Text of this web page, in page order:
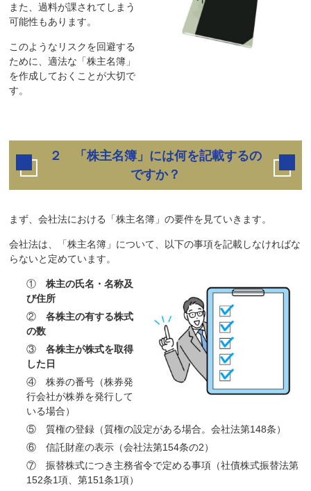
また、過料が課されてしまう
可能性もあります。
このようなリスクを回避する
ために、適法な「株主名簿」
を作成しておくことが大切で
す。
２ 「株主名簿」には何を記載するの
ですか？
まず、会社法における「株主名簿」の要件を見ていきます。
会社法は、「株主名簿」について、以下の事項を記載しなければな
らないと定めています。
①株主の氏名・名称及
び住所
②各株主の有する株式
の数
③各株主が株式を取得
した日
④ 株券の番号（株券発
行会社が株券を発行して
いる場合）
⑤ 質権の登録（質権の設定がある場合。会社法第148条）
⑥ 信託財産の表示（会社法第154条の2）
⑦ 振替株式につき主務省令で定める事項（社債株式振替法第
152条1項、第151条1項）